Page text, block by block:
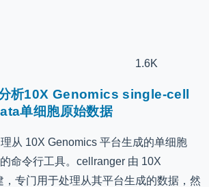
1.6K
析10X Genomics single-cell
单细胞原始数据
从 10X Genomics 平台生成的单细胞
命令行工具。cellranger 由 10X
，专门用于处理从其平台生成的数据，然